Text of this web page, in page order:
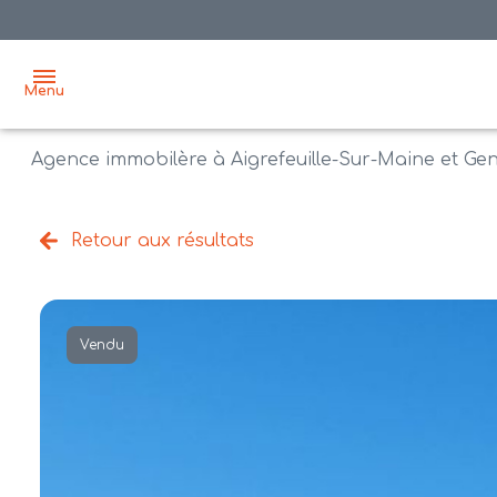
Menu
acheter
biens
vente
agences
Agence immobilère à Aigrefeuille-Sur-Maine et
Retour aux résultats
Vendu